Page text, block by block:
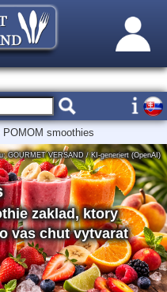
POMOM smoothies
zaklad, ktory
vas chut vytvarat
GOURMET VERSAND / KI-generiert (OpenAI)